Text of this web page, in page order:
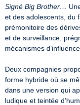
Signé Big Brother…
et des adolescents, du
prémonitoire des
et de surveillance,
mécanismes
Deux compagnies
forme hybride où se
dans une version qui
ludique et teintée